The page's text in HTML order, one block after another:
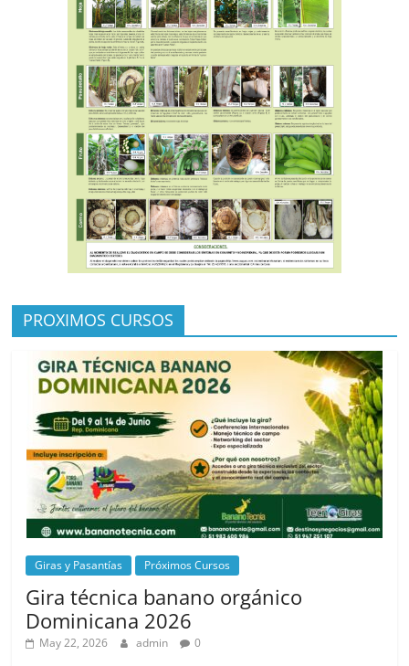
PROXIMOS CURSOS
Giras y Pasantías Próximos Cursos
Gira técnica banano orgánico
Dominicana 2026
May 22, 2026 admin 0